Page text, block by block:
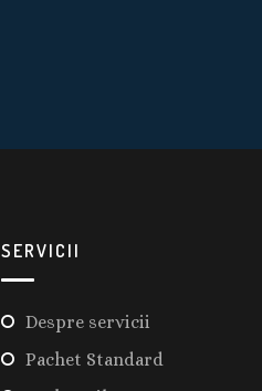
SERVICII
Despre servicii
Pachet Standard